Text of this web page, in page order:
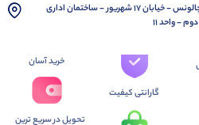
مازندران - چالونس - خیابان 17 شهریور - ساختمان اداری
- واحد 11
گارانتی کیفیت
خرید آسان
تحویل در سریع ترین